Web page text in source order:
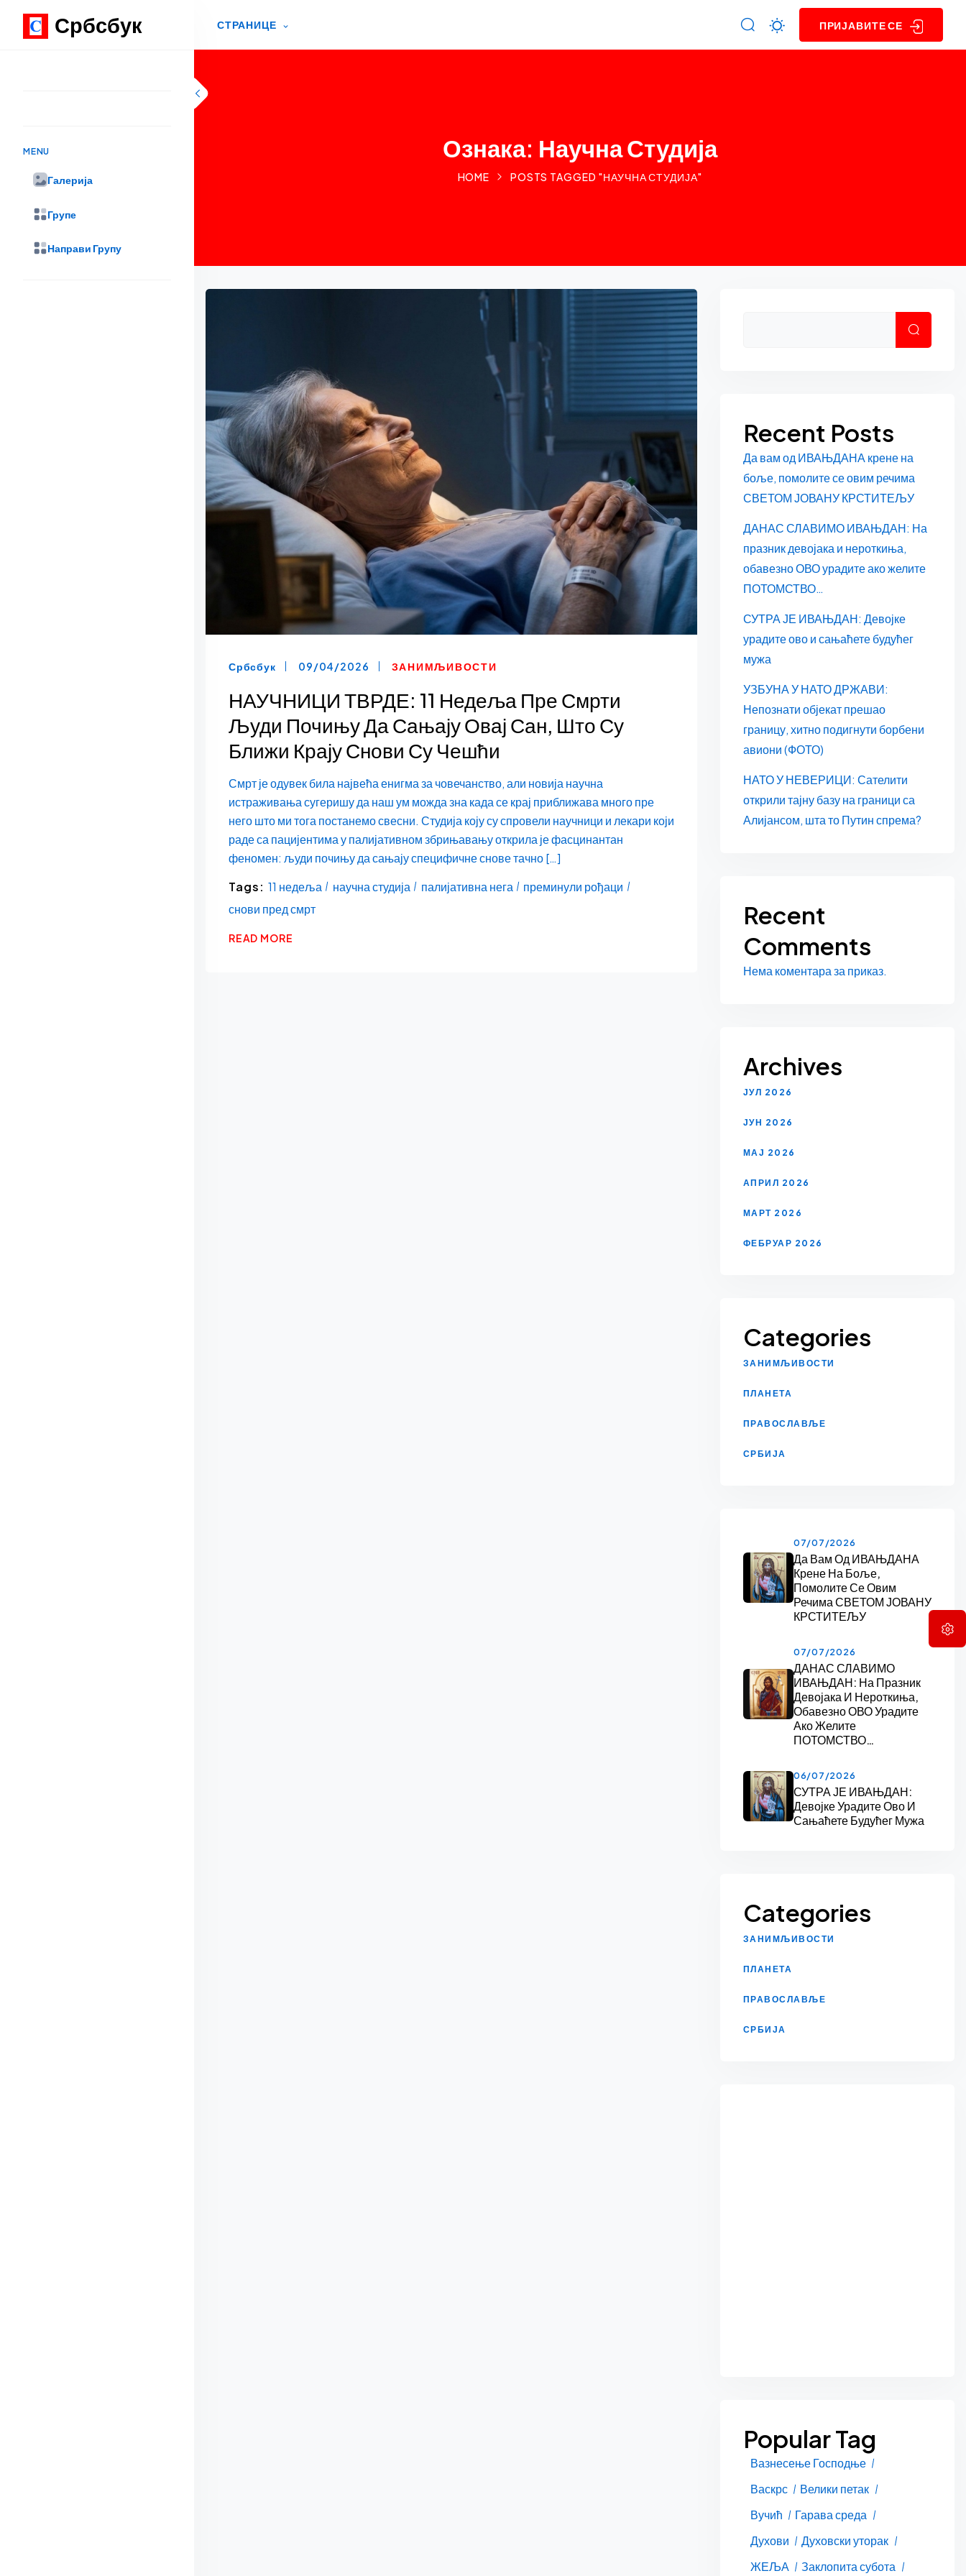
Србсбук
MENU
Галерија
Групе
Направи Групу
СТРАНИЦЕ ПРИЈАВИТЕ СЕ
Ознака: Научна Студија
HOME POSTS TAGGED "НАУЧНА СТУДИЈА"
Србсбук 09/04/2026 ЗАНИМЉИВОСТИ
НАУЧНИЦИ ТВРДЕ: 11 Недеља Пре Смрти
Људи Почињу Да Сањају Овај Сан, Што Су
Ближи Крају Снови Су Чешћи
Смрт је одувек била највећа енигма за човечанство, али новија научна
истраживања сугеришу да наш ум можда зна када се крај приближава много пре
него што ми тога постанемо свесни. Студија коју су спровели научници и лекари који
раде са пацијентима у палијативном збрињавању открила је фасцинантан
феномен: људи почињу да сањају специфичне снове тачно […]
Tags: 11 недеља научна студија палијативна нега
преминули рођаци
снови пред смрт
READ MORE
Recent Posts
Да вам од ИВАЊДАНА крене на
боље, помолите се овим речима
СВЕТОМ ЈОВАНУ КРСТИТЕЉУ
ДАНАС СЛАВИМО ИВАЊДАН: На
празник девојака и нероткиња,
обавезно ОВО урадите ако желите
ПОТОМСТВО…
СУТРА ЈЕ ИВАЊДАН: Девојке
урадите ово и сањаћете будућег
мужа
УЗБУНА У НАТО ДРЖАВИ:
Непознати објекат прешао
границу, хитно подигнути борбени
авиони (ФОТО)
НАТО У НЕВЕРИЦИ: Сателити
открили тајну базу на граници са
Алијансом, шта то Путин спрема?
Recent
Comments
Нема коментара за приказ.
Archives
ЈУЛ 2026
ЈУН 2026
МАЈ 2026
АПРИЛ 2026
МАРТ 2026
ФЕБРУАР 2026
Categories
ЗАНИМЉИВОСТИ
ПЛАНЕТА
ПРАВОСЛАВЉЕ
СРБИЈА
07/07/2026
Да Вам Од ИВАЊДАНА
Крене На Боље,
Помолите Се Овим
Речима СВЕТОМ ЈОВАНУ
КРСТИТЕЉУ
07/07/2026
ДАНАС СЛАВИМО
ИВАЊДАН: На Празник
Девојака И Нероткиња,
Обавезно ОВО Урадите
Ако Желите
ПОТОМСТВО…
06/07/2026
СУТРА ЈЕ ИВАЊДАН:
Девојке Урадите Ово И
Сањаћете Будућег Мужа
Categories
ЗАНИМЉИВОСТИ
ПЛАНЕТА
ПРАВОСЛАВЉЕ
СРБИЈА
Popular Tag
Вазнесење Господње
Васкрс
Велики петак
Вучић
Гарава среда
Духови
Духовски уторак
ЖЕЉА
Заклопита субота